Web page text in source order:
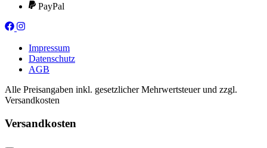
PayPal
Impressum
Datenschutz
AGB
Alle Preisangaben inkl. gesetzlicher Mehrwertsteuer und zzgl.
Versandkosten
Versandkosten